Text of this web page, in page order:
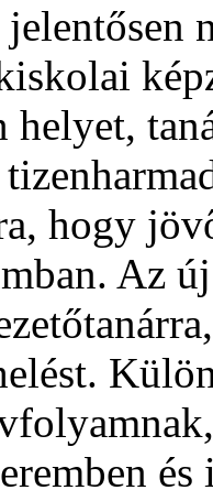
hogy
Az